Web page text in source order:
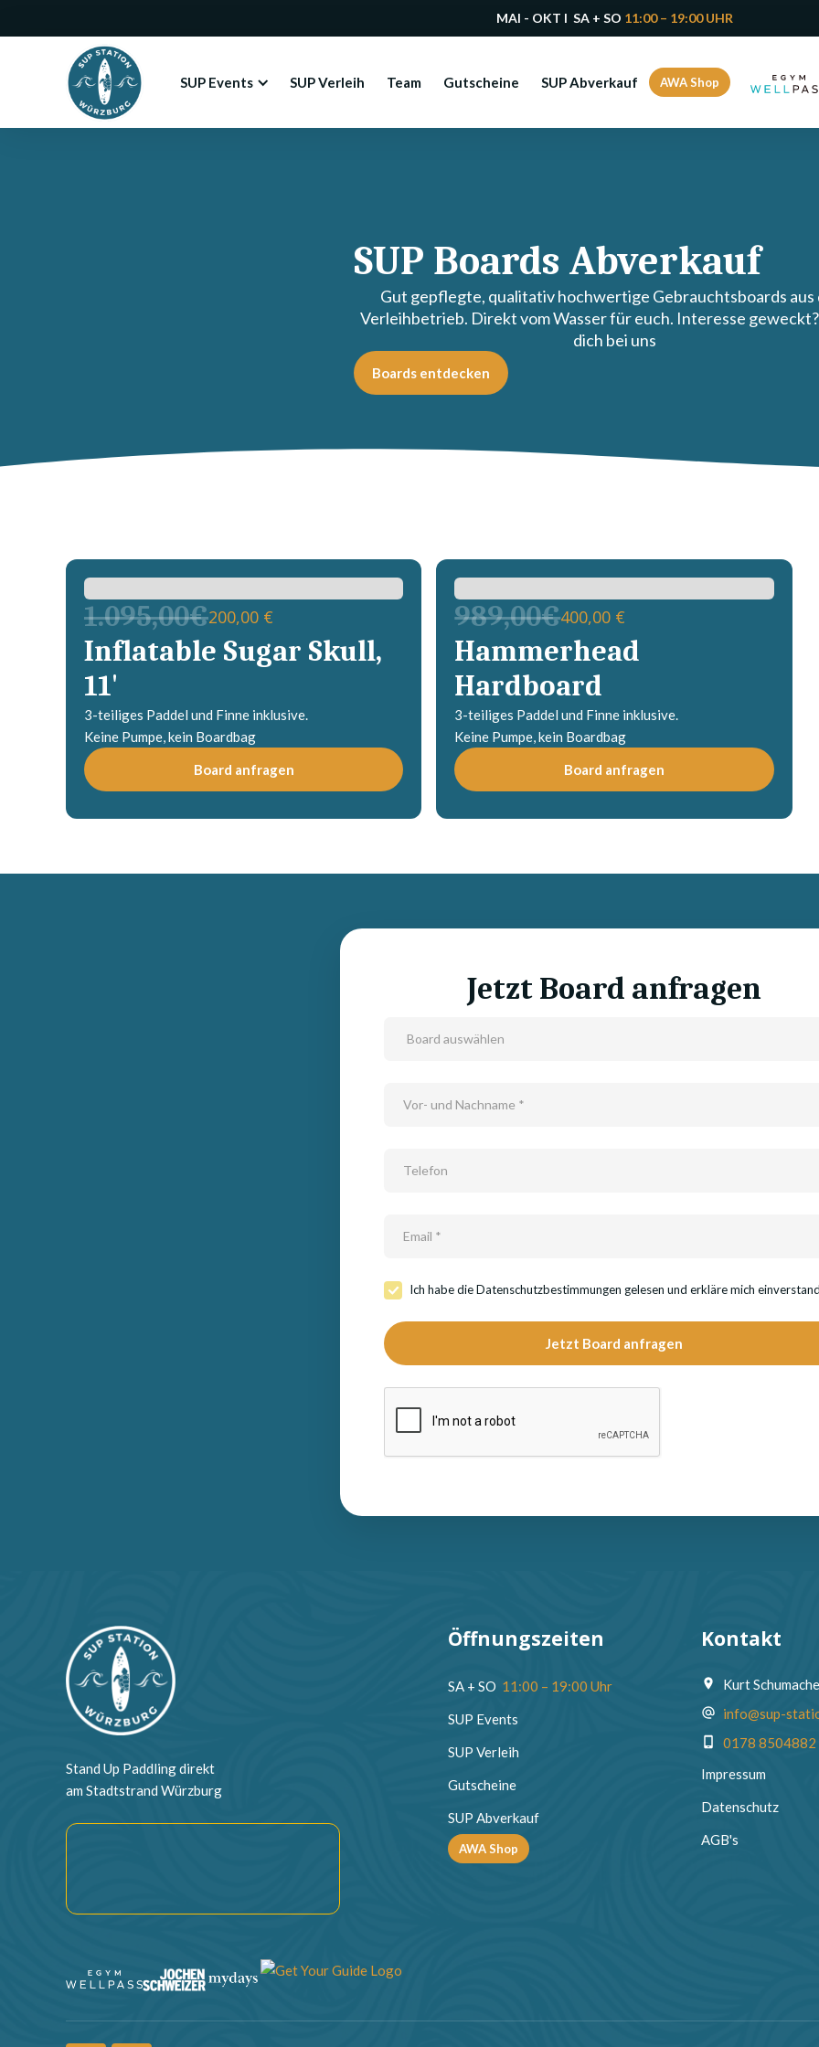
MAI - OKT I SA + SO 11:00 – 19:00 UHR
SUP Events SUP Verleih Team Gutscheine SUP Abverkauf AWA Shop
SUP Boards Abverkauf
Gut gepflegte, qualitativ hochwertige Gebrauchtsboards aus
Verleihbetrieb. Direkt vom Wasser für euch. Interesse
dich bei uns
Boards entdecken
1.095,00€200,00 €
Inflatable Sugar Skull,
11'
3-teiliges Paddel und Finne inklusive.
Keine Pumpe, kein Boardbag
Board anfragen
989,00€400,00 €
Hammerhead
Hardboard
3-teiliges Paddel und Finne inklusive.
Keine Pumpe, kein Boardbag
Board anfragen
Jetzt Board anfragen
Ich habe die Datenschutzbestimmungen gelesen und erkläre mich
Stand Up Paddling direkt
am Stadtstrand Würzburg
Öffnungszeiten
SA + SO 11:00 – 19:00 Uhr
SUP Events
SUP Verleih
Gutscheine
SUP Abverkauf
AWA Shop
Kontakt
Kurt
info@sup-
0178 8504882
Impressum
Datenschutz
AGB's